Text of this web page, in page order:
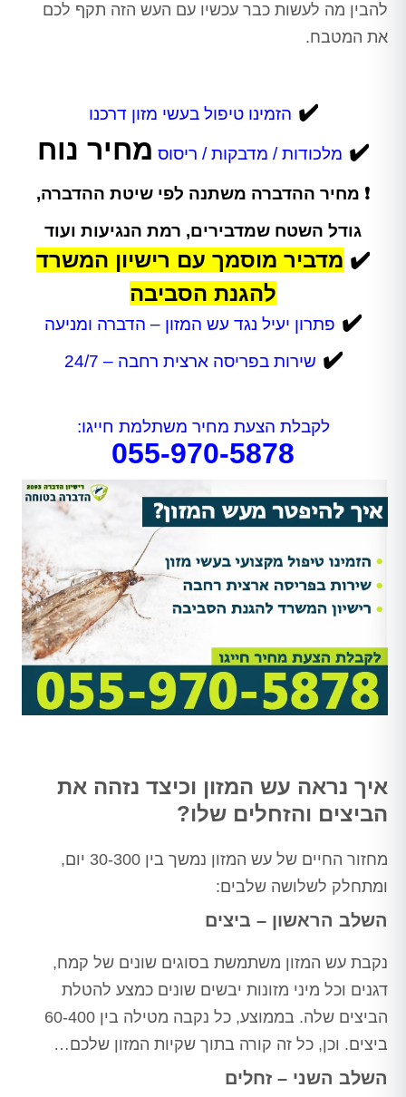
להבין מה לעשות כבר עכשיו עם העש הזה תקף לכם
את המטבח.
✔️ הזמינו טיפול בעשי מזון דרכנו
✔️ מלכודות / מדבקות / ריסוס מחיר נוח
❗ מחיר ההדברה משתנה לפי שיטת ההדברה,
גודל השטח שמדבירים, רמת הנגיעות ועוד
✔️ מדביר מוסמך עם רישיון המשרד
להגנת הסביבה
✔️ פתרון יעיל נגד עש המזון – הדברה ומניעה
✔️ שירות בפריסה ארצית רחבה – 24/7
לקבלת הצעת מחיר משתלמת חייגו:
055-970-5878
איך נראה עש המזון וכיצד נזהה את
הביצים והזחלים שלו?
מחזור החיים של עש המזון נמשך בין 30-300 יום,
ומתחלק לשלושה שלבים:
השלב הראשון – ביצים
נקבת עש המזון משתמשת בסוגים שונים של קמח,
דגנים וכל מיני מזונות יבשים שונים כמצע להטלת
הביצים שלה. בממוצע, כל נקבה מטילה בין 60-400
ביצים. וכן, כל זה קורה בתוך שקיות המזון שלכם…
השלב השני – זחלים